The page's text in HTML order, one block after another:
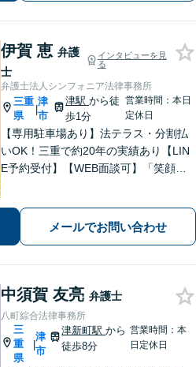
伊賀 恵 弁護
士
インタビューを見
る
弁護士法人シンフォニア法律事務所
三重
県
|
津
市
津駅から徒
歩1分
営業時間：本日
定休日
【専用駐車場あり】法テラス・分割払
いOK！三重で約20年の実績あり【LIN
E予約受付】【WEB面談可】「笑顔に
性別・年代問わず実績豊富【借金】家
計全体を見直すプランをご提案
メールでお問い合わせ
中須賀 友亮 弁護士
八町綜合法律事務所
三
重
県
|
津
市
津新町駅から
徒歩8分
営業時間：本
日定休日